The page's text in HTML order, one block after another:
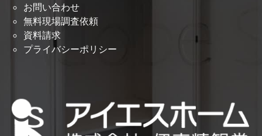
お問い合わせ
無料現場調査依頼
資料請求
プライバシーポリシー